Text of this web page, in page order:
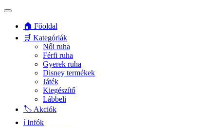
🏠 Főoldal
🛒 Kategóriák
Női ruha
Férfi ruha
Gyerek ruha
Disney termékek
Játék
Kiegészítő
Lábbeli
🏷️ Akciók
ℹ️ Infók